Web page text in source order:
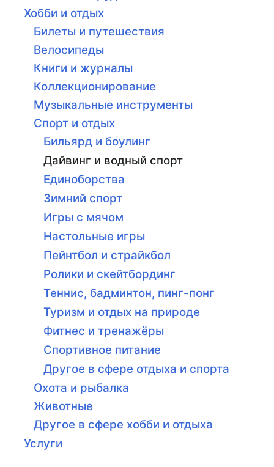
Хобби и отдых
Билеты и путешествия
Велосипеды
Книги и журналы
Коллекционирование
Музыкальные инструменты
Спорт и отдых
Бильярд и боулинг
Дайвинг и водный спорт
Единоборства
Зимний спорт
Игры с мячом
Настольные игры
Пейнтбол и страйкбол
Ролики и скейтбординг
Теннис, бадминтон, пинг-понг
Туризм и отдых на природе
Фитнес и тренажёры
Спортивное питание
Другое в сфере отдыха и спорта
Охота и рыбалка
Животные
Другое в сфере хобби и отдыха
Услуги